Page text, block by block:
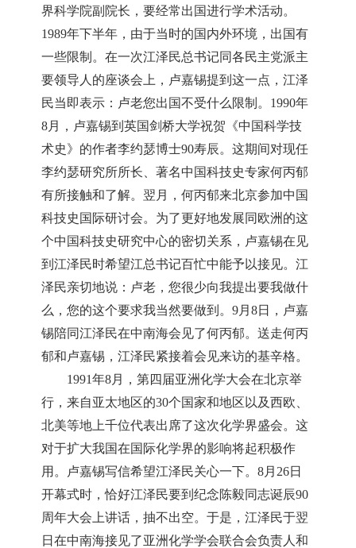
界科学院副院长，要经常出国进行学术活动。
1989年下半年，由于当时的国内外环境，出国有
一些限制。在一次江泽民总书记同各民主党派主
要领导人的座谈会上，卢嘉锡提到这一点，江泽
民当即表示：卢老您出国不受什么限制。1990年
8月，卢嘉锡到英国剑桥大学祝贺《中国科学技
术史》的作者李约瑟博士90寿辰。这期间对现任
李约瑟研究所所长、著名中国科技史专家何丙郁
有所接触和了解。翌月，何丙郁来北京参加中国
科技史国际研讨会。为了更好地发展同欧洲的这
个中国科技史研究中心的密切关系，卢嘉锡在见
到江泽民时希望江总书记百忙中能予以接见。江
泽民亲切地说：卢老，您很少向我提出要我做什
么，您的这个要求我当然要做到。9月8日，卢嘉
锡陪同江泽民在中南海会见了何丙郁。送走何丙
郁和卢嘉锡，江泽民紧接着会见来访的基辛格。
1991年8月，第四届亚洲化学大会在北京举
行，来自亚太地区的30个国家和地区以及西欧、
北美等地上千位代表出席了这次化学界盛会。这
对于扩大我国在国际化学界的影响将起积极作
用。卢嘉锡写信希望江泽民关心一下。8月26日
开幕式时，恰好江泽民要到纪念陈毅同志诞辰90
周年大会上讲话，抽不出空。于是，江泽民于翌
日在中南海接见了亚洲化学学会联合会负责人和